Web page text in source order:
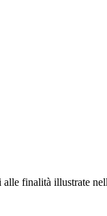
finalità illustrate